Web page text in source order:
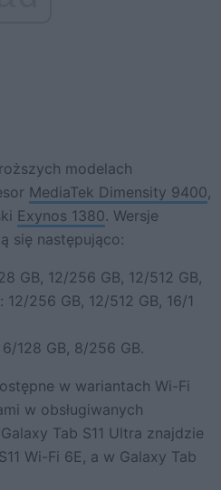
modelach
MediaTek Dimensity 9400,
Exynos 1380. Wersje
się następująco:
GB, 12/256 GB, 12/512 GB,
12/256 GB, 12/512 GB, 16/1
128 GB, 8/256 GB.
w wariantach Wi-Fi
w obsługiwanych
Tab S11 Ultra znajdzie
Wi-Fi 6E, a w Galaxy Tab